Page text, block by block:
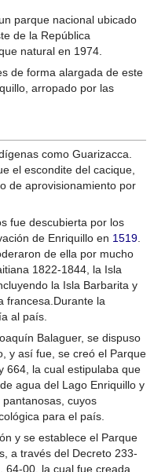
parque nacional ubicado
de la República
natural en 1974.
de forma alargada de este
arropado por las
como Guarizacca.
el escondite del cacique,
de aprovisionamiento por
fue descubierta por los
de Enriquillo en 1519.
de ella por mucho
1822-1844, la Isla
la Isla Barbarita y
francesa.Durante la
al país.
Balaguer, se dispuso
y así fue, se creó el Parque
664, la cual estipulaba que
agua del Lago Enriquillo y
cuyos
para el país.
y se establece el Parque
a través del Decreto 233-
64-00, la cual fue creada